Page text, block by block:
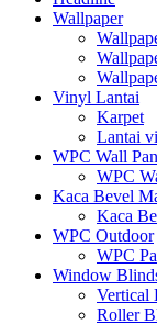
Wallpaper
Vinyl Lantai
Karpet
Lantai
WPC Wall
WPC
Kaca Bevel
Kaca
WPC Outdoor
WPC
Window
Vertical
Roller